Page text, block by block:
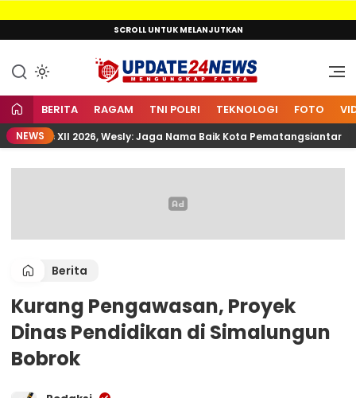
ke
SCROLL UNTUK MELANJUTKAN
Update24News.id
Mengungkap Fakta
BERITA RAGAM TNI POLRI TEKNOLOGI FOTO
NEWS
XII 2026, Wesly: Jaga Nama Baik Kota Pematangsiantar
Berita
Kurang Pengawasan, Proyek
Dinas Pendidikan di Simalungun
Bobrok